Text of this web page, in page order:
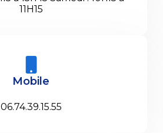
11H15
Mobile
06.74.39.15.55